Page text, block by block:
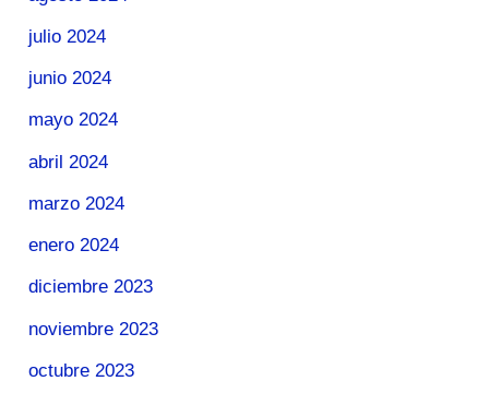
julio 2024
junio 2024
mayo 2024
abril 2024
marzo 2024
enero 2024
diciembre 2023
noviembre 2023
octubre 2023